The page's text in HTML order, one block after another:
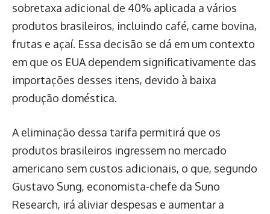
sobretaxa adicional de 40% aplicada a vários
produtos brasileiros, incluindo café, carne bovina,
frutas e açaí. Essa decisão se dá em um contexto
em que os EUA dependem significativamente das
importações desses itens, devido à baixa
produção doméstica.
A eliminação dessa tarifa permitirá que os
produtos brasileiros ingressem no mercado
americano sem custos adicionais, o que, segundo
Gustavo Sung, economista-chefe da Suno
Research, irá aliviar despesas e aumentar a